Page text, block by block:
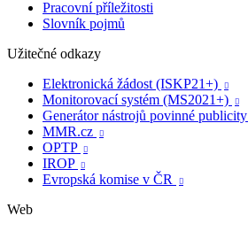
Pracovní příležitosti
Slovník pojmů
Užitečné odkazy
Elektronická žádost (ISKP21+)

Monitorovací systém (MS2021+) 
Generátor nástrojů povinné publicity
MMR.cz 
OPTP 
IROP 
Evropská komise v ČR 
Web